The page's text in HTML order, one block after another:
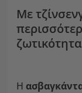
Με
Η